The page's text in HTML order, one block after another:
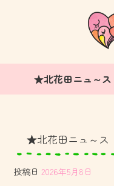
★北花田ニュ～
★北花田ニュ～ス
投稿日 2026年5月8日